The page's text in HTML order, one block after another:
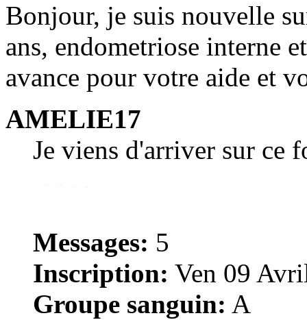
Bonjour, je suis nouvelle
ans, endometriose interne
avance pour votre aide et
AMELIE17
Je viens d'arriver sur ce
Messages: 5
Inscription: Ven 09
Groupe sanguin: A